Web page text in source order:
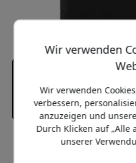
Wir verwenden
Wir verwenden
verbessern,
anzuzeigen und
Durch Klicken auf „Alle
unserer